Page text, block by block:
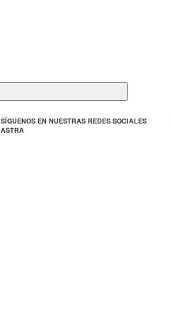
SÍGUENOS EN NUESTRAS REDES SOCIALES
ASTRA